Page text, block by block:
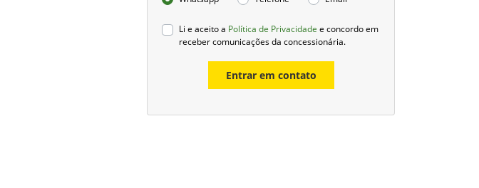
Li e aceito a Política de Privacidade e concordo em
receber comunicações da concessionária.
Entrar em contato